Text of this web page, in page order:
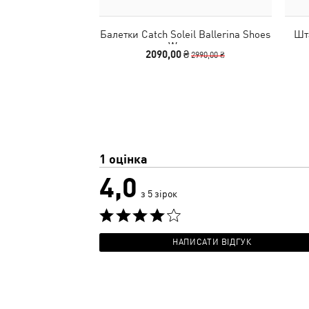
Балетки Catch Soleil Ballerina Shoes
Women
2090,00 ₴2990,00 ₴
1 оцінка
4,0 з 5 зірок
НАПИСАТИ ВІДГУК